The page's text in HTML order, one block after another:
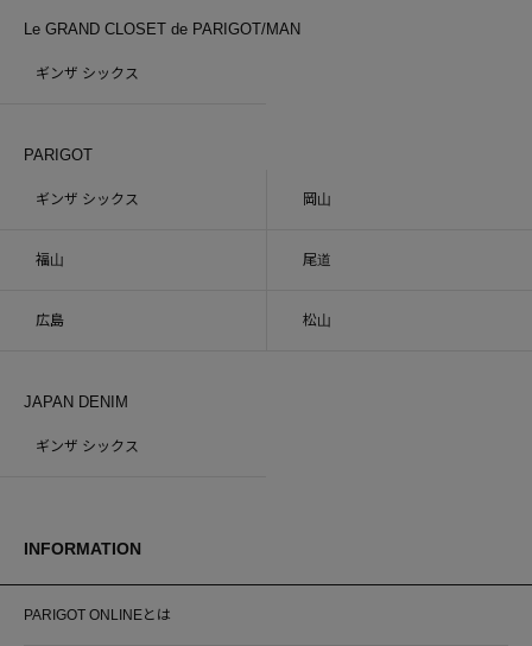
Le GRAND CLOSET de PARIGOT/MAN
ギンザ シックス
PARIGOT
ギンザ シックス 岡山
福山 尾道
広島 松山
JAPAN DENIM
ギンザ シックス
INFORMATION
PARIGOT ONLINEとは